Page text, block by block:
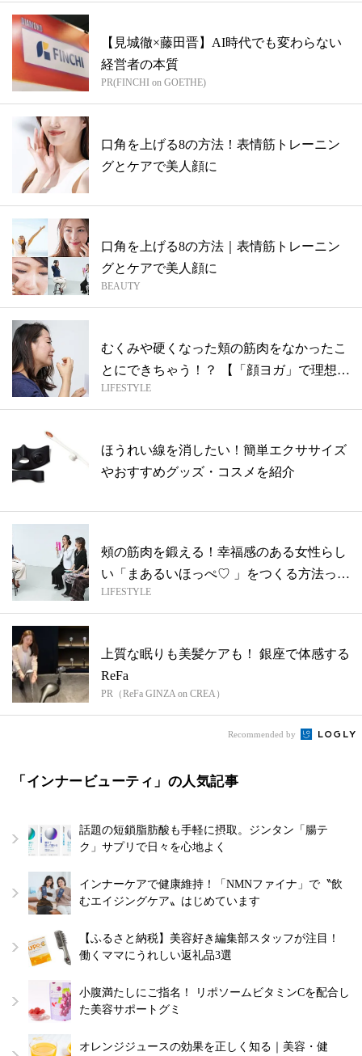
【見城徹×藤田晋】AI時代でも変わらない
経営者の本質
PR(FINCHI on GOETHE)
口角を上げる8の方法！表情筋トレーニン
グとケアで美人顔に
口角を上げる8の方法｜表情筋トレーニン
グとケアで美人顔に
BEAUTY
むくみや硬くなった頬の筋肉をなかったこ
とにできちゃう！？ 【「顔ヨガ」で理想の
女...
LIFESTYLE
ほうれい線を消したい！簡単エクササイズ
やおすすめグッズ・コスメを紹介
頰の筋肉を鍛える！幸福感のある女性らし
い「まあるいほっぺ♡ 」をつくる方法っ
て？...
LIFESTYLE
上質な眠りも美髪ケアも！ 銀座で体感する
ReFa
PR（ReFa GINZA on CREA）
Recommended by
「インナービューティ」の人気記事
話題の短鎖脂肪酸も手軽に摂取。ジンタン「腸テ
ク」サプリで日々を心地よく
インナーケアで健康維持！「NMNファイナ」で〝飲
むエイジングケア〟はじめています
【ふるさと納税】美容好き編集部スタッフが注目！
働くママにうれしい返礼品3選
小腹満たしにご指名！ リポソームビタミンCを配合し
た美容サポートグミ
オレンジジュースの効果を正しく知る｜美容・健